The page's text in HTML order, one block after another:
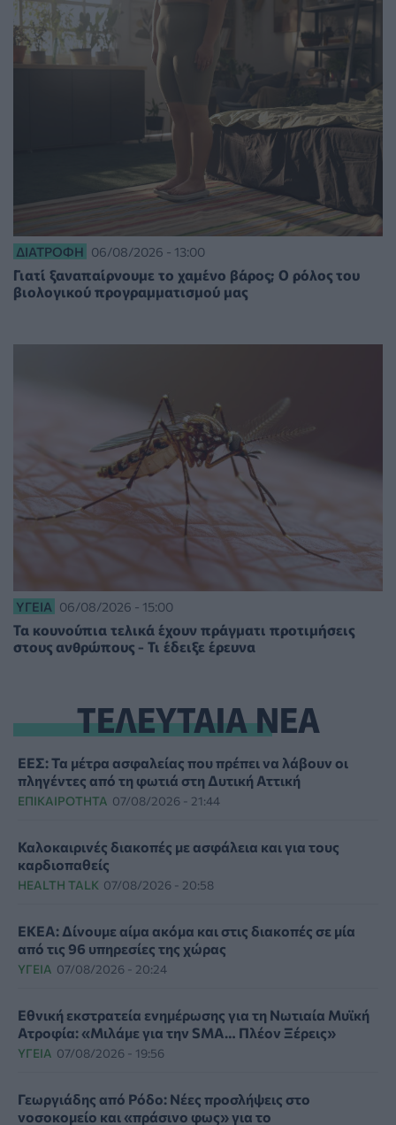
ΔΙΑΤΡΟΦΉ 06/08/2026 - 13:00
Γιατί ξαναπαίρνουμε το χαμένο βάρος; Ο ρόλος του
βιολογικού προγραμματισμού μας
ΥΓΕΊΑ 06/08/2026 - 15:00
Τα κουνούπια τελικά έχουν πράγματι προτιμήσεις
στους ανθρώπους - Τι έδειξε έρευνα
ΤΕΛΕΥΤΑΙΑ ΝΕΑ
ΕΕΣ: Τα μέτρα ασφαλείας που πρέπει να λάβουν οι
πληγέντες από τη φωτιά στη Δυτική Αττική
ΕΠΙΚΑΙΡΌΤΗΤΑ 07/08/2026 - 21:44
Καλοκαιρινές διακοπές με ασφάλεια και για τους
καρδιοπαθείς
HEALTH TALK 07/08/2026 - 20:58
ΕΚΕΑ: Δίνουμε αίμα ακόμα και στις διακοπές σε μία
από τις 96 υπηρεσίες της χώρας
ΥΓΕΊΑ 07/08/2026 - 20:24
Εθνική εκστρατεία ενημέρωσης για τη Νωτιαία Μυϊκή
Ατροφία: «Μιλάμε για την SMA… Πλέον Ξέρεις»
ΥΓΕΊΑ 07/08/2026 - 19:56
Γεωργιάδης από Ρόδο: Νέες προσλήψεις στο
νοσοκομείο και «πράσινο φως» για το